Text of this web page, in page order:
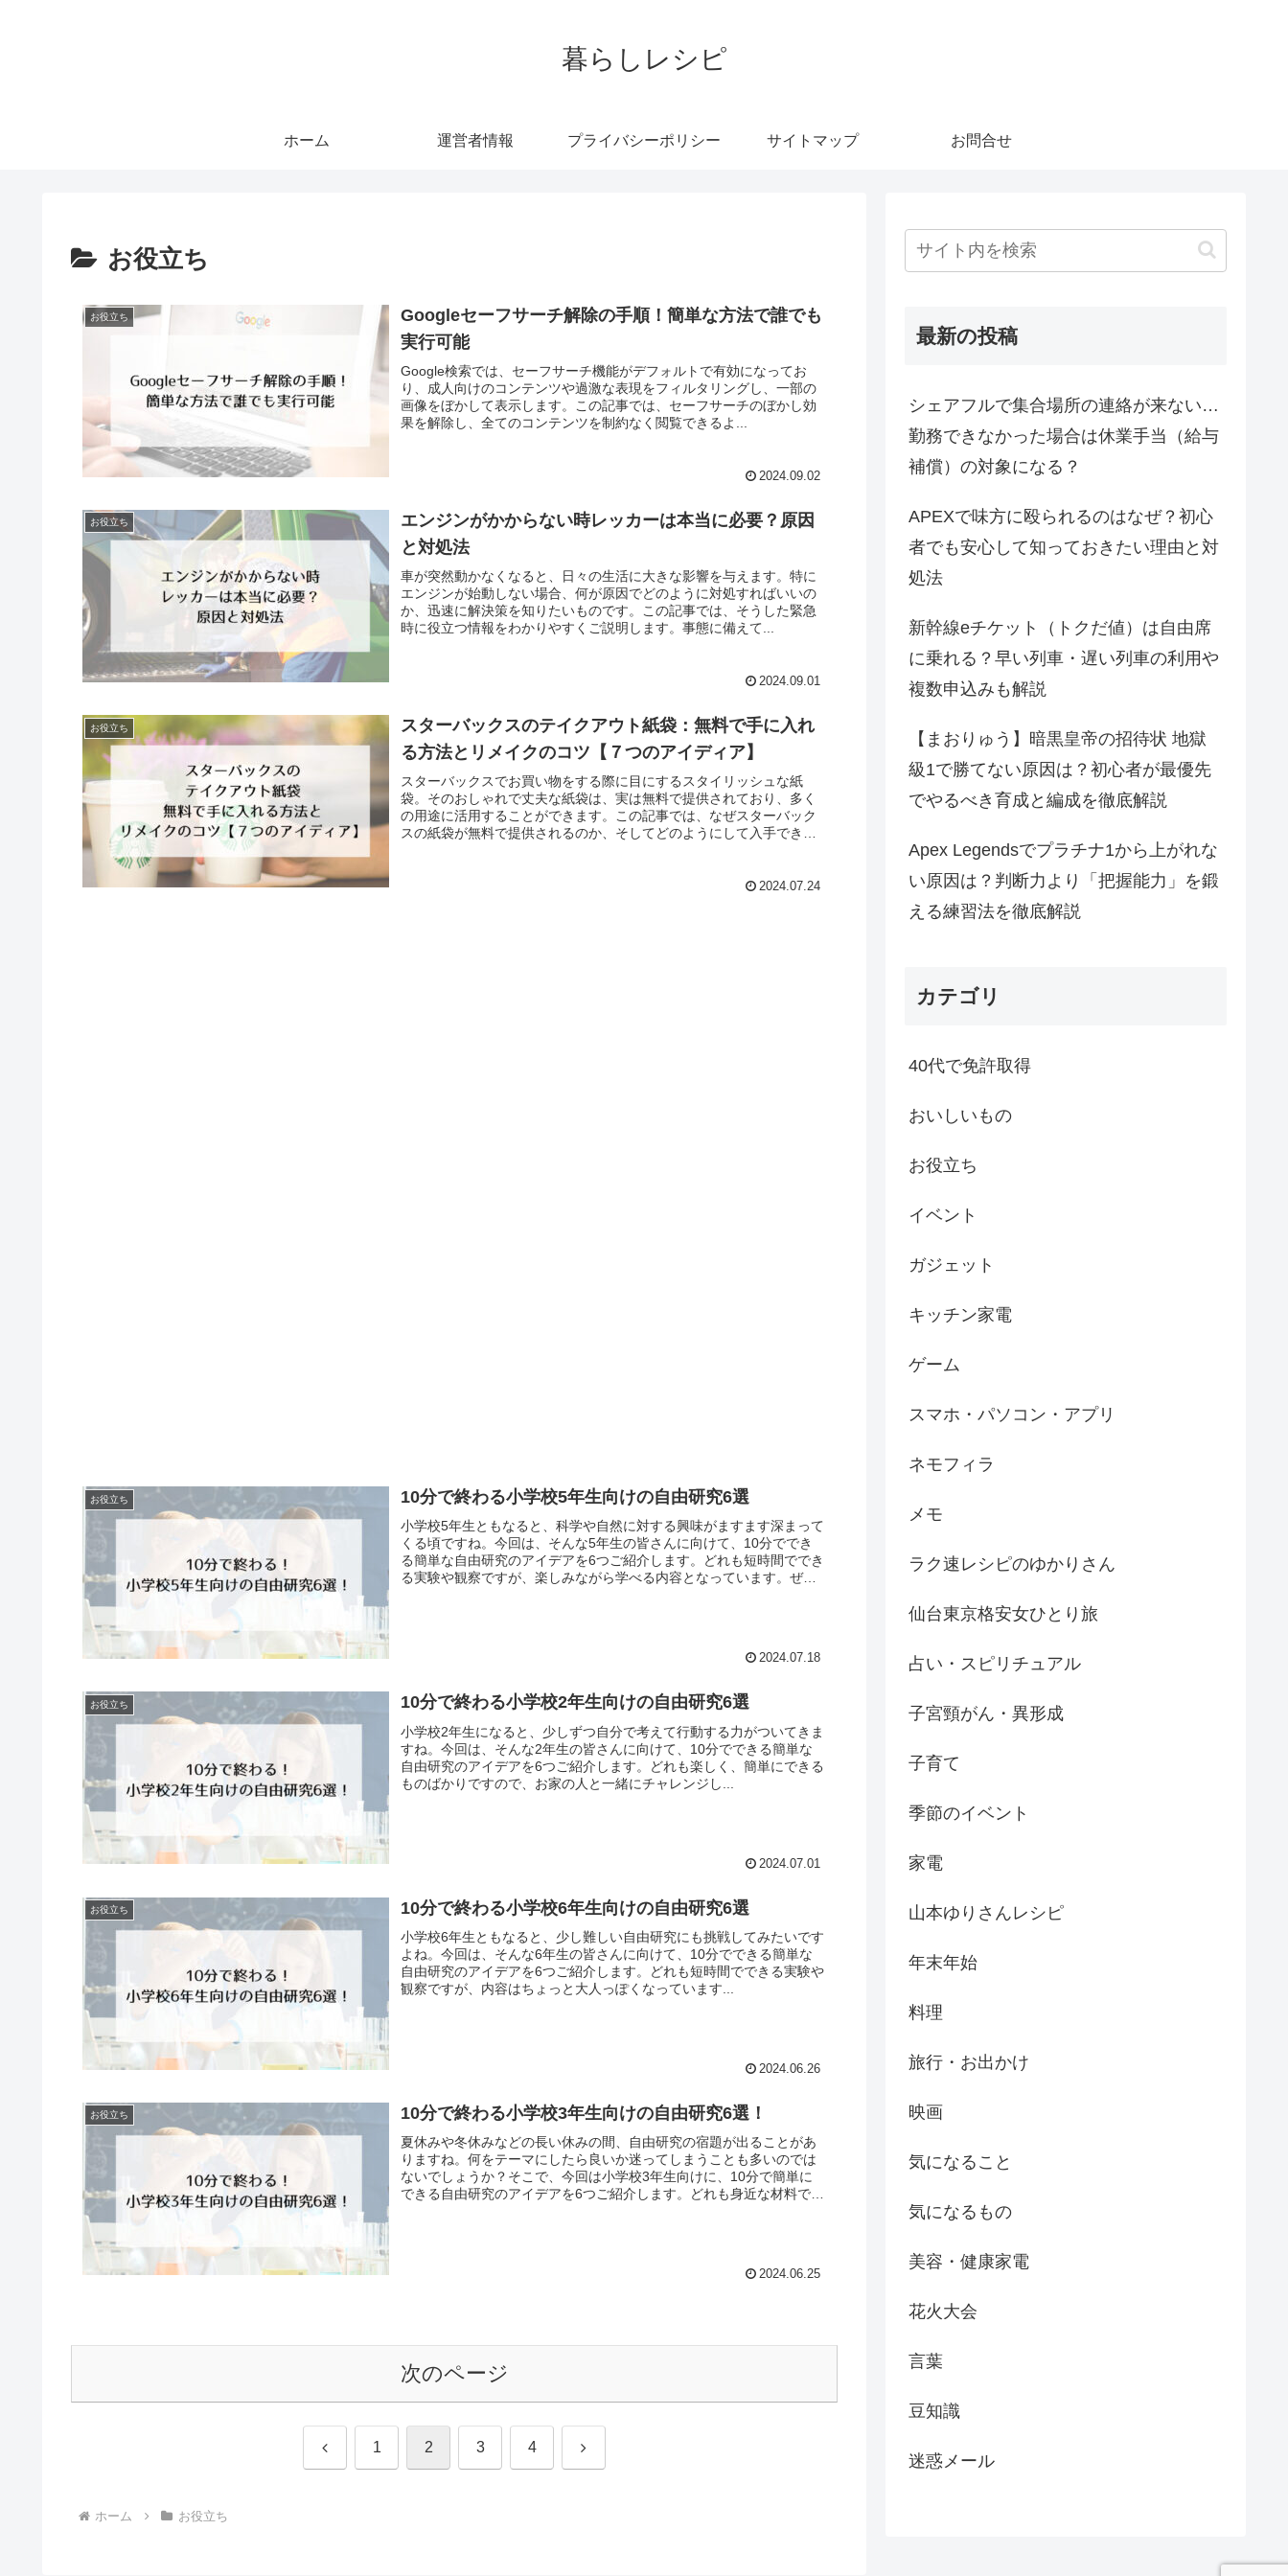
暮らしレシピ
ホーム 運営者情報 プライバシーポリシー サイトマップ お問合せ
お役立ち
お役立ち
Googleセーフサーチ解除の手順！簡単な方法で誰でも
実行可能
Google検索では、セーフサーチ機能がデフォルトで有効になってお
り、成人向けのコンテンツや過激な表現をフィルタリングし、一部の
画像をぼかして表示します。この記事では、セーフサーチのぼかし効
果を解除し、全てのコンテンツを制約なく閲覧できるよ...
2024.09.02
お役立ち
エンジンがかからない時レッカーは本当に必要？原因
と対処法
車が突然動かなくなると、日々の生活に大きな影響を与えます。特に
エンジンが始動しない場合、何が原因でどのように対処すればいいの
か、迅速に解決策を知りたいものです。この記事では、そうした緊急
時に役立つ情報をわかりやすくご説明します。事態に備えて...
2024.09.01
お役立ち
スターバックスのテイクアウト紙袋：無料で手に入れ
る方法とリメイクのコツ【７つのアイディア】
スターバックスでお買い物をする際に目にするスタイリッシュな紙
袋。そのおしゃれで丈夫な紙袋は、実は無料で提供されており、多く
の用途に活用することができます。この記事では、なぜスターバック
スの紙袋が無料で提供されるのか、そしてどのようにして入手できる
2024.07.24
お役立ち 10分で終わる小学校5年生向けの自由研究6選
小学校5年生ともなると、科学や自然に対する興味がますます深まって
くる頃ですね。今回は、そんな5年生の皆さんに向けて、10分ででき
る簡単な自由研究のアイデアを6つご紹介します。どれも短時間ででき
る実験や観察ですが、楽しみながら学べる内容となっています。ぜひ
2024.07.18
お役立ち 10分で終わる小学校2年生向けの自由研究6選
小学校2年生になると、少しずつ自分で考えて行動する力がついてきま
すね。今回は、そんな2年生の皆さんに向けて、10分でできる簡単な
自由研究のアイデアを6つご紹介します。どれも楽しく、簡単にできる
ものばかりですので、お家の人と一緒にチャレンジし...
2024.07.01
お役立ち 10分で終わる小学校6年生向けの自由研究6選
小学校6年生ともなると、少し難しい自由研究にも挑戦してみたいです
よね。今回は、そんな6年生の皆さんに向けて、10分でできる簡単な
自由研究のアイデアを6つご紹介します。どれも短時間でできる実験や
観察ですが、内容はちょっと大人っぽくなっています...
2024.06.26
お役立ち 10分で終わる小学校3年生向けの自由研究6選！
夏休みや冬休みなどの長い休みの間、自由研究の宿題が出ることがあ
りますね。何をテーマにしたら良いか迷ってしまうことも多いのでは
ないでしょうか？そこで、今回は小学校3年生向けに、10分で簡単に
できる自由研究のアイデアを6つご紹介します。どれも身近な材料で手
2024.06.25
次のページ
前 1 2 3 4 次
ホーム お役立ち
最新の投稿
シェアフルで集合場所の連絡が来ない…
勤務できなかった場合は休業手当（給与
補償）の対象になる？
APEXで味方に殴られるのはなぜ？初心
者でも安心して知っておきたい理由と対
処法
新幹線eチケット（トクだ値）は自由席
に乗れる？早い列車・遅い列車の利用や
複数申込みも解説
【まおりゅう】暗黒皇帝の招待状 地獄
級1で勝てない原因は？初心者が最優先
でやるべき育成と編成を徹底解説
Apex Legendsでプラチナ1から上がれな
い原因は？判断力より「把握能力」を鍛
える練習法を徹底解説
カテゴリ
40代で免許取得
おいしいもの
お役立ち
イベント
ガジェット
キッチン家電
ゲーム
スマホ・パソコン・アプリ
ネモフィラ
メモ
ラク速レシピのゆかりさん
仙台東京格安女ひとり旅
占い・スピリチュアル
子宮頸がん・異形成
子育て
季節のイベント
家電
山本ゆりさんレシピ
年末年始
料理
旅行・お出かけ
映画
気になること
気になるもの
美容・健康家電
花火大会
言葉
豆知識
迷惑メール